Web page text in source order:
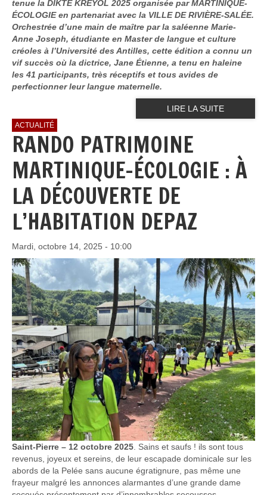
tenue la DIKTÉ KRÉYOL 2025 organisée par MARTINIQUE-
ÉCOLOGIE en partenariat avec la VILLE DE RIVIÈRE-SALÉE.
Orchestrée d’une main de maître par la saléenne Marie-
Anne Joseph, étudiante en Master de langue et culture
créoles à l’Université des Antilles, cette édition a connu un
vif succès où la dictrice, Jane Étienne, a tenu en haleine
les 41 participants, très réceptifs et tous avides de
perfectionner leur langue maternelle.
LIRE LA SUITE
ACTUALITÉ
RANDO PATRIMOINE
MARTINIQUE-ÉCOLOGIE : À
LA DÉCOUVERTE DE
L’HABITATION DEPAZ
Mardi, octobre 14, 2025 - 10:00
Saint-Pierre – 12 octobre 2025 . Sains et saufs ! ils sont tous
revenus, joyeux et sereins, de leur escapade dominicale sur les
abords de la Pelée sans aucune égratignure, pas même une
frayeur malgré les annonces alarmantes d’une grande dame